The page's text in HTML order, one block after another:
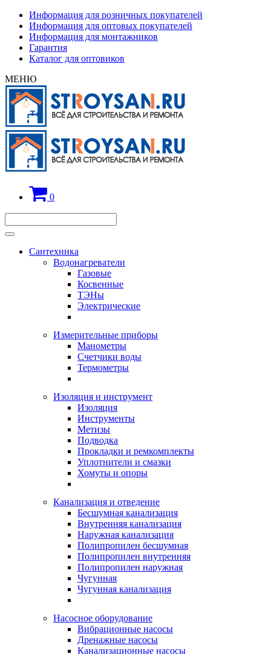
Информация для розничных покупателей
Информация для оптовых покупателей
Информация для монтажников
Гарантия
Каталог для оптовиков
МЕНЮ
0
Сантехника
Водонагреватели
Газовые
Косвенные
ТЭНы
Электрические
Измерительные приборы
Манометры
Счетчики воды
Термометры
Изоляция и инструмент
Изоляция
Инструменты
Метизы
Подводка
Прокладки и ремкомплекты
Уплотнители и смазки
Хомуты и опоры
Канализация и отведение
Бесшумная канализация
Внутренняя канализация
Наружная канализация
Полипропилен бесшумная
Полипропилен внутренняя
Полипропилен наружная
Чугунная
Чугунная канализация
Насосное оборудование
Вибрационные насосы
Дренажные насосы
Канализационные насосы